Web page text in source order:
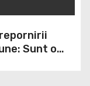
Sunt o